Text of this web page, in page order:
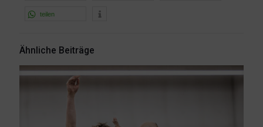
teilen
Ähnliche Beiträge